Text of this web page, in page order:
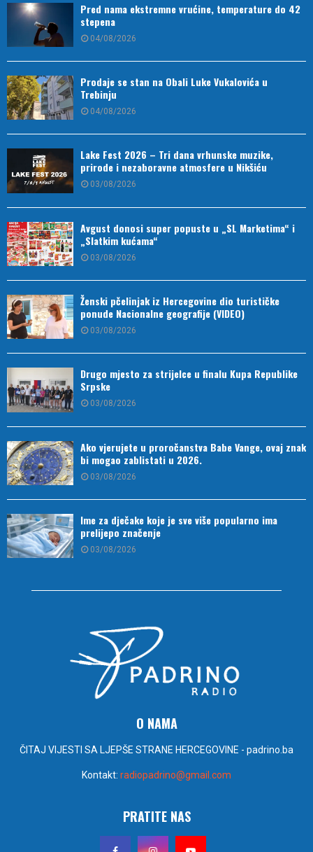
Pred nama ekstremne vrućine, temperature do 42
stepena
04/08/2026
Prodaje se stan na Obali Luke Vukalovića u
Trebinju
04/08/2026
Lake Fest 2026 – Tri dana vrhunske muzike,
prirode i nezaboravne atmosfere u Nikšiću
03/08/2026
Avgust donosi super popuste u „SL Marketima“ i
„Slatkim kućama“
03/08/2026
Ženski pčelinjak iz Hercegovine dio turističke
ponude Nacionalne geografije (VIDEO)
03/08/2026
Drugo mjesto za strijelce u finalu Kupa Republike
Srpske
03/08/2026
Ako vjerujete u proročanstva Babe Vange, ovaj znak
bi mogao zablistati u 2026.
03/08/2026
Ime za dječake koje je sve više popularno ima
prelijepo značenje
03/08/2026
O NAMA
ČITAJ VIJESTI SA LJEPŠE STRANE HERCEGOVINE - padrino.ba
Kontakt: radiopadrino@gmail.com
PRATITE NAS